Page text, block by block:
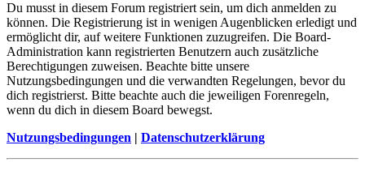
Du musst in diesem Forum registriert sein, um dich anmelden zu
können. Die Registrierung ist in wenigen Augenblicken erledigt und
ermöglicht dir, auf weitere Funktionen zuzugreifen. Die Board-
Administration kann registrierten Benutzern auch zusätzliche
Berechtigungen zuweisen. Beachte bitte unsere
Nutzungsbedingungen und die verwandten Regelungen, bevor du
dich registrierst. Bitte beachte auch die jeweiligen Forenregeln,
wenn du dich in diesem Board bewegst.
Nutzungsbedingungen | Datenschutzerklärung